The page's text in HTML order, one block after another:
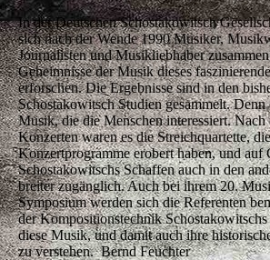
In der Deutschen Schostakowitsch
sich nach der Wende 1990 Musiker,
Journalisten und Musikliebhaber
Geheimnisse der Musik dieses
erforschen. Die Ergebnisse sind in den
Schostakowitsch Studien gesammelt. Denn
Musik, die die Menschen interessiert.
Konzerten waren es die Streichquartette,
Konzertprogramme erobert haben, und
Schostakowitschs Schaffen auch in den
breiter zugänglich. Auch bei ihrem 20.
Symposium werden sich die Referenten
der Kompositionstechnik
diese Musik, und damit auch ihre
zu verstehen. Bernd Feuchter